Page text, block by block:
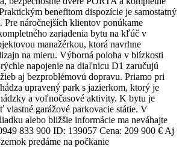
benefitom dispozície je samostatný
Pre náročnejších klientov ponúkame
zariadenia bytu na kľúč v
manažérkou, ktorá navrhne
na mieru. Výborná poloha v blízkosti
napojenie na diaľnicu D1 zaručujú
aj bezproblémovú dopravu. Priamo pri
upravený park s jazierkom, ktorý je
a voľnočasové aktivity. K bytu je
vlastné garážové parkovacie státie. V
alebo bližšie informácie ma neváhajte
833 900 ID: 139057 Cena: 209 900 € Aj
predáme na počkanie